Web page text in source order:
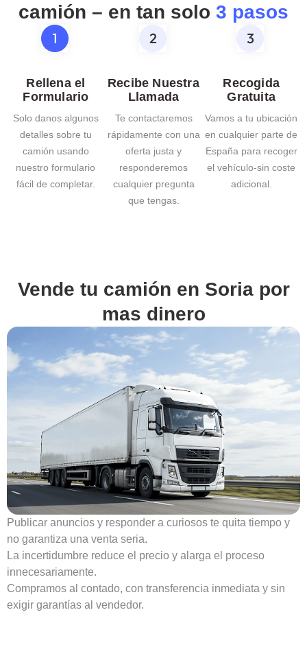
camión – en tan solo 3 pasos
Rellena el
Formulario
Solo danos algunos
detalles sobre tu
camión usando
nuestro formulario
fácil de completar.
Recibe Nuestra
Llamada
Te contactaremos
rápidamente con una
oferta justa y
responderemos
cualquier pregunta
que tengas.
Recogida
Gratuita
Vamos a tu ubicación
en cualquier parte de
España para recoger
el vehículo-sin coste
adicional.
Vende tu camión en Soriapor
mas dinero
Publicar anuncios y responder a curiosos te quita tiempo y
no garantiza una venta seria.
La incertidumbre reduce el precio y alarga el proceso
innecesariamente.
Compramos al contado, con transferencia inmediata y sin
exigir garantías al vendedor.